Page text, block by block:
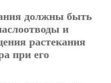
должны быть
и
растекания
при его